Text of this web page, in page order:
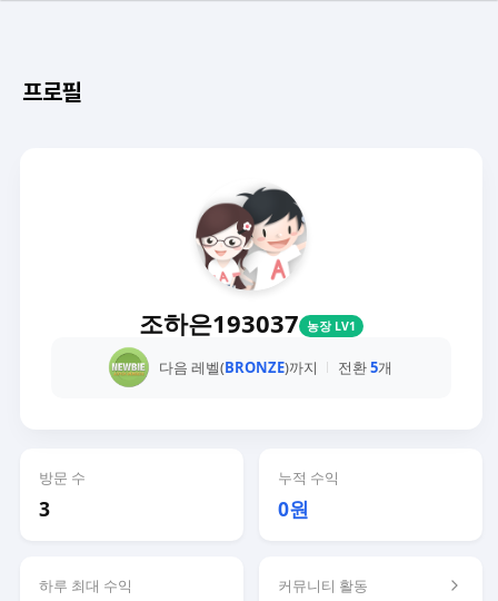
프로필
조하은193037 농장 LV1
다음 레벨(BRONZE)까지 전환5개
방문 수
3
누적 수익
0원
하루 최대 수익 커뮤니티 활동